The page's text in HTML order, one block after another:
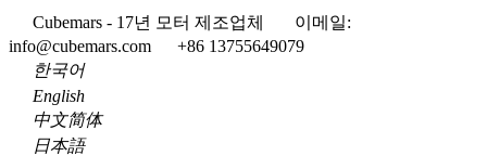
Cubemars - 17년 모터 제조업체
이메일:
info@cubemars.com
+86 13755649079
한국어
English
中文简体
日本語